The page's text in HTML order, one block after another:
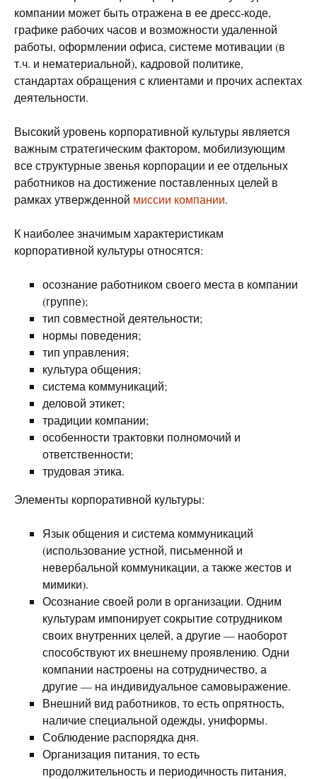
компании может быть отражена в ее дресс-коде,
графике рабочих часов и возможности удаленной
работы, оформлении офиса, системе мотивации (в
т.ч. и нематериальной), кадровой политике,
стандартах обращения с клиентами и прочих аспектах
деятельности.
Высокий уровень корпоративной культуры является
важным стратегическим фактором, мобилизующим
все структурные звенья корпорации и ее отдельных
работников на достижение поставленных целей в
рамках утвержденной миссии компании.
К наиболее значимым характеристикам
корпоративной культуры относятся:
осознание работником своего места в компании
(группе);
тип совместной деятельности;
нормы поведения;
тип управления;
культура общения;
система коммуникаций;
деловой этикет;
традиции компании;
особенности трактовки полномочий и
ответственности;
трудовая этика.
Элементы корпоративной культуры:
Язык общения и система коммуникаций
(использование устной, письменной и
невербальной коммуникации, а также жестов и
мимики).
Осознание своей роли в организации. Одним
культурам импонирует сокрытие сотрудником
своих внутренних целей, а другие — наоборот
способствуют их внешнему проявлению. Одни
компании настроены на сотрудничество, а
другие — на индивидуальное самовыражение.
Внешний вид работников, то есть опрятность,
наличие специальной одежды, униформы.
Соблюдение распорядка дня.
Организация питания, то есть
продолжительность и периодичность питания,